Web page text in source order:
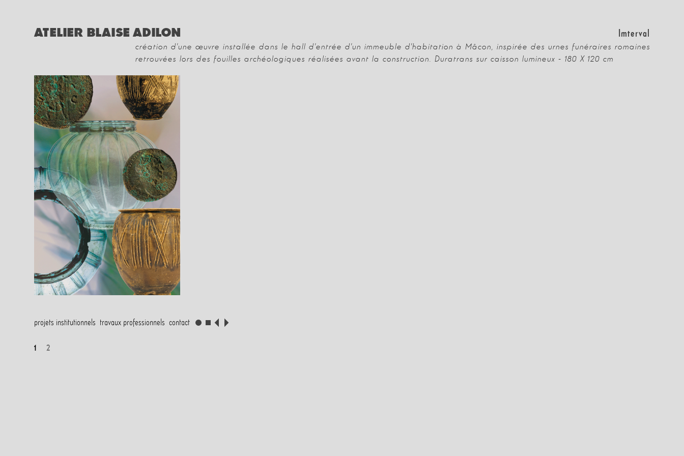
ATELIER BLAISE ADILON Imterval
création d'une œuvre installée dans le hall d'entrée d'un immeuble d'habitation à Mâcon, inspirée des urnes funéraires romaines
retrouvées lors des fouilles archéologiques réalisées avant la construction. Duratrans sur caisson lumineux - 180 X 120 cm
projets institutionnels travaux professionnelscontact
1 2